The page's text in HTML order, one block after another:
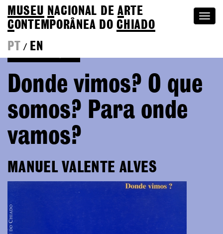
MUSEU NACIONAL DEA RTE
CONTEMPORÂNEA DOCHIADO
PT
/ EN
Donde vimos? O que
somos? Para onde
vamos?
MANUEL VALENTE ALVES